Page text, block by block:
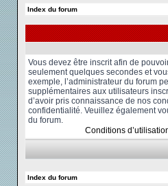
Index du forum
Vous devez être inscrit afin de
seulement quelques secondes et
exemple, l’administrateur du forum
supplémentaires aux utilisateurs
d’avoir pris connaissance de nos
confidentialité. Veuillez également
du forum.
Conditions
Index du forum